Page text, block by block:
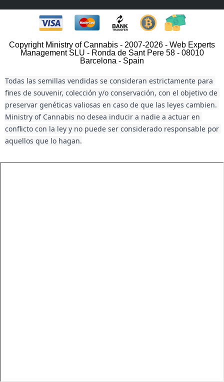
Copyright Ministry of Cannabis - 2007-2026 - Web Experts
Management SLU - Ronda de Sant Pere 58 - 08010
Barcelona - Spain
Todas las semillas vendidas se consideran estrictamente para
fines de souvenir, colección y/o conservación, con el objetivo de
preservar genéticas valiosas en caso de que las leyes cambien.
Ministry of Cannabis no desea inducir a nadie a actuar en
conflicto con la ley y no puede ser considerado responsable por
aquellos que lo hagan.